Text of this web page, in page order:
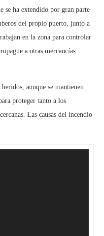
se ha extendido por gran parte
del propio puerto, junto a
en la zona para controlar
a otras mercancías
aunque se mantienen
proteger tanto a los
Las causas del incendio